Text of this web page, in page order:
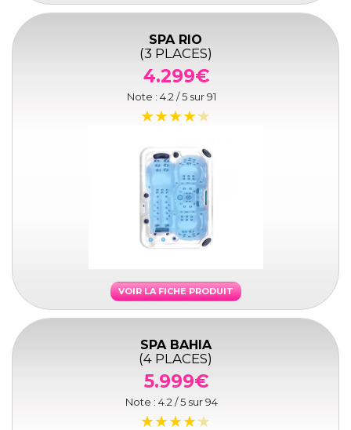
SPA RIO
(3 PLACES)
4.299€
Note : 4.2 / 5 sur91
VOIR LA FICHE PRODUIT
SPA BAHIA
(4 PLACES)
5.999€
Note : 4.2 / 5 sur94